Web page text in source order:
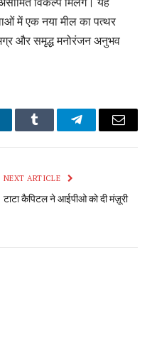
में एक नया मील का पत्थर
और समृद्ध मनोरंजन अनुभव
Tumblr TelegramEmail
NEXT ARTICLE
टाटा कैपिटल ने आईपीओ को दी मंज़ूरी